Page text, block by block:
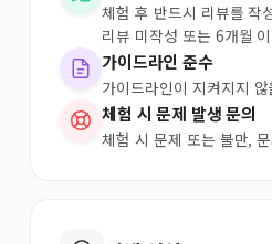
체험 후 반드시 리뷰를 작
리뷰 미작성 또는 6개월
가이드라인 준수
가이드라인이 지켜지지
체험 시 문제 발생 문의
체험 시 문제 또는 불만,